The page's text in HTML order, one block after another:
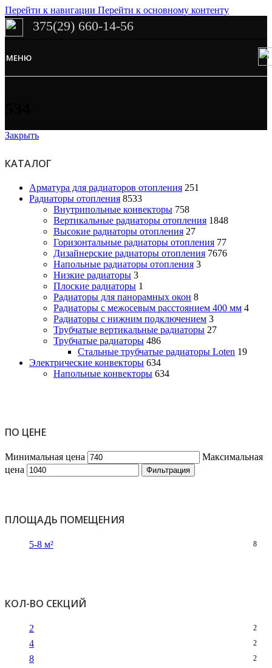
Перейти к навигации Перейти к основному контенту
Сэкономим Ваше время на подбор
Рассчитаем мощность | Предложим от 3х вариантов | В наличии и
под заказ
375(29) 660-14-56
МЕНЮ
Закрыть
КАТАЛОГ
Арматура для радиаторов отопления 251
Радиаторы отопления 8533
Внутрипольные конвекторы 758
Вертикальные радиаторы отопления 1848
Высокие радиаторы отопления 27
Горизонтальные радиаторы отопления 77
Дизайнерские радиаторы отопления 7676
Напольные радиаторы отопления 3
Низкие радиаторы 3
Плоские радиаторы 1
Радиаторы для панорамных окон 8
Радиаторы с межосевым расстоянием 400 мм 4
Радиаторы с нижним подключением 3
Трубчатые вертикальные радиаторы 27
Трубчатые радиаторы 486
Cтальные трубчатые радиаторы Loten 19
Электрические конвекторы 634
Напольные конвекторы 634
ПО ЦЕНЕ
Минимальная цена
Максимальная
цена
Фильтрация
ПЛОЩАДЬ ПОМЕЩЕНИЯ
5-8 м² 8
КОЛ-ВО СЕКЦИЙ
2 2
4 2
8 2